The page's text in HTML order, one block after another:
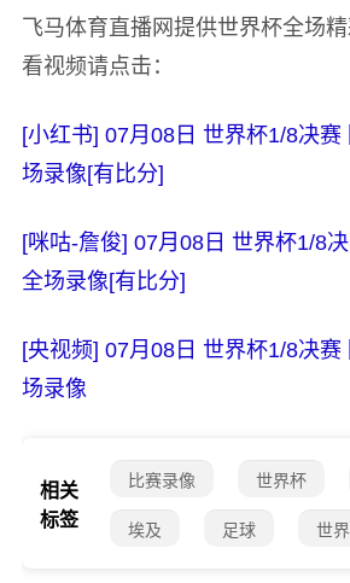
飞马体育直播网提供世界杯全场
看视频请点击：
[小红书] 07月08日 世界杯1/8决赛
场录像[有比分]
[咪咕-詹俊] 07月08日 世界杯1/8
全场录像[有比分]
[央视频] 07月08日 世界杯1/8决赛
场录像
相关
标签
比赛录像 世界杯
埃及 足球 世